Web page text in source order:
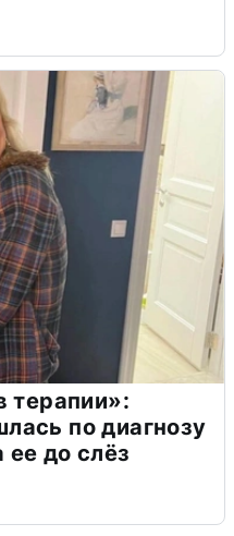
терапии»:
по диагнозу
до слёз